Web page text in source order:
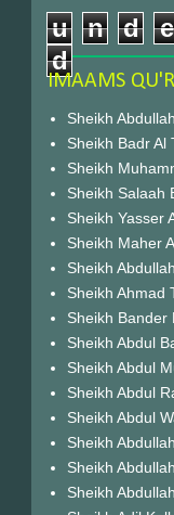
u n d e
d
IMAAMS
Sheikh
Sheikh Badr Al
Sheikh
Sheikh Salaah
Sheikh Yasser
Sheikh Maher
Sheikh
Sheikh Ahmad
Sheikh Bander
Sheikh Abdul
Sheikh Abdul
Sheikh Abdul
Sheikh Abdul
Sheikh
Sheikh
Sheikh